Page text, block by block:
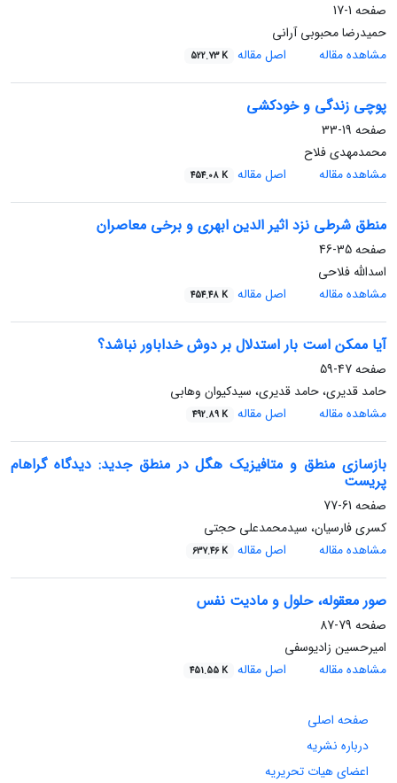
صفحه 1-17
حمیدرضا محبوبی آرانی
مشاهده مقاله
اصل مقاله 522.73 K
پوچی زندگی و خودکشی
صفحه 19-33
محمدمهدی فلاح
مشاهده مقاله
اصل مقاله 454.08 K
منطق شرطی نزد اثیر الدین ابهری و برخی معاصران
صفحه35-46
اسدالله فلاحی
مشاهده مقاله
اصل مقاله 454.48 K
آیا ممکن است بار استدلال بر دوش خداباور نباشد؟
صفحه47-59
حامد قدیری، حامد قدیری، سیدکیوان وهابی
مشاهده مقاله
اصل مقاله 492.89 K
بازسازی منطق و متافیزیک هگل در منطق جدید: دیدگاه گراهام
پریست
صفحه 61-77
کسری فارسیان، سیدمحمدعلی حجتی
مشاهده مقاله
اصل مقاله 637.46 K
صور معقوله، حلول و مادیت نفس
صفحه 79-87
امیرحسین زادیوسفی
مشاهده مقاله
اصل مقاله 451.55 K
صفحه اصلی
درباره نشریه
اعضای هیات تحریریه